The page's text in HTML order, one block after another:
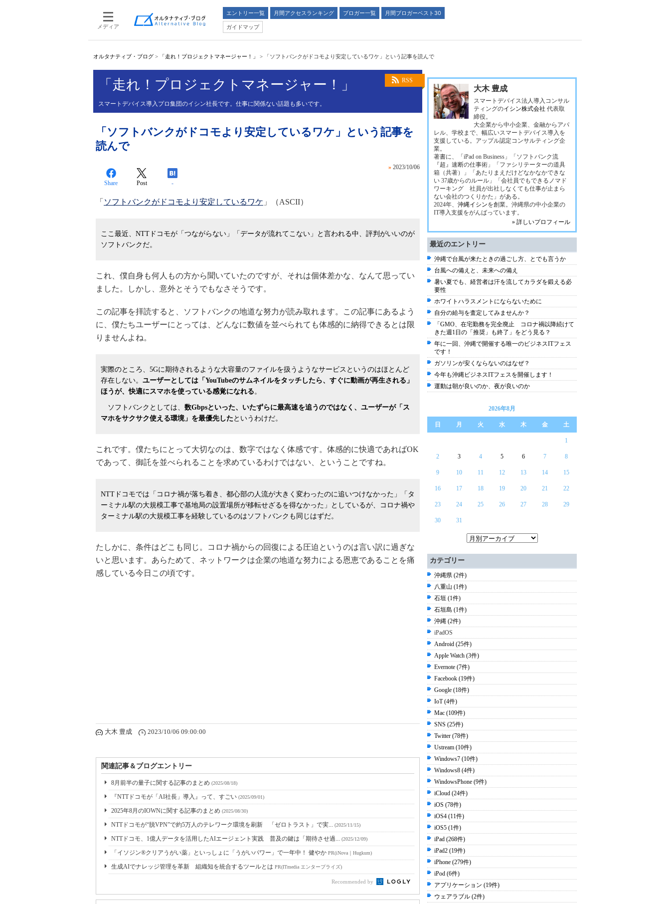
メディア
エントリー一覧 月間アクセスランキング ブロガー一覧
月間ブロガーベスト30
ガイドマップ
オルタナティブ・ブログ > 「走れ！プロジェクトマネージャー！」 > 「ソフトバンクがドコモより安定しているワケ」という記事を読んで
RSS
「走れ！プロジェクトマネージャー！」
スマートデバイス導入プロ集団のイシン社長です。仕事に関係ない話題も多いです。
「ソフトバンクがドコモより安定しているワケ」という記事を
読んで
» 2023/10/06
Share Post -
「 ソフトバンクがドコモより安定しているワケ 」（ASCII）
ここ最近、NTTドコモが「つながらない」「データが流れてこない」と言われる中、評判がいいのが
ソフトバンクだ。
これ、僕自身も何人もの方から聞いていたのですが、それは個体差かな、なんて思ってい
ました。しかし、意外とそうでもなさそうです。
この記事を拝読すると、ソフトバンクの地道な努力が読み取れます。この記事にあるよう
に、僕たちユーザーにとっては、どんなに数値を並べられても体感的に納得できるとは限
りませんよね。
実際のところ、5Gに期待されるような大容量のファイルを扱うようなサービスというのはほとんど
存在しない。 ユーザーとしては「YouTubeのサムネイルをタッチしたら、すぐに動画が再生される」
ほうが、快適にスマホを使っている感覚になれる。
ソフトバンクとしては、 数Gbpsといった、いたずらに最高速を追うのではなく、ユーザーが「ス
マホをサクサク使える環境」を最優先した というわけだ。
これです。僕たちにとって大切なのは、数字ではなく体感です。体感的に快適であればOK
であって、 御託を並べられることを求めているわけではない、ということですね。
NTTドコモでは「コロナ禍が落ち着き、都心部の人流が大きく変わったのに追いつけなかった」「タ
ーミナル駅の大規模工事で基地局の設置場所が移転せざるを得なかった」としているが、コロナ禍や
ターミナル駅の大規模工事を経験しているのはソフトバンクも同じはずだ。
たしかに、条件はどこも同じ。コロナ禍からの回復による圧迫というのは言い訳に過ぎな
いと思います。あらためて、ネットワークは企業の地道な努力による恩恵であることを痛
感している今日この頃です。
大木 豊成 2023/10/06 09:00:00
関連記事＆ブログエントリー
8月前半の量子に関する記事のまとめ (2025/08/18)
『NTTドコモが「AI社長」導入』って、すごい (2025/09/01)
2025年8月のIOWNに関する記事のまとめ (2025/08/30)
NTTドコモが“脱VPN”で約5万人のテレワーク環境を刷新 「ゼロトラスト」で実... (2025/11/15)
NTTドコモ、1億人データを活用したAIエージェント実践 普及の鍵は「期待させ過... (2025/12/09)
「イソジン®クリアうがい薬」といっしょに「うがいパワー」で一年中！ 健やか PR(iNova｜Hugkum)
生成AIでナレッジ管理を革新 組織知を統合するツールとは PR(ITmedia エンタープライズ)
Recommended by
大木 豊成
スマートデバイス法人導入コンサル
ティングのイシン株式会社 代表取
締役。
大企業から中小企業、金融からアパ
レル、学校まで、幅広いスマートデバイス導入を
支援している。アップル認定コンサルティング企
業。
著書に、「iPad on Business」「ソフトバンク流
『超』速断の仕事術」「ファシリテーターの道具
箱（共著）」「あたりまえだけどなかなかできな
い 37歳からのルール」「会社員でもできるノマド
ワーキング 社員が出社しなくても仕事が止まら
ない会社のつくりかた」がある。
2024年、 沖縄イシンを創業。沖縄県の中小企業の
IT導入支援をがんばっています。
» 詳しいプロフィール
最近のエントリー
沖縄で台風が来たときの過ごし方、とでも言うか
台風への備えと、未来への備え
暑い夏でも、経営者は汗を流してカラダを鍛える必
要性
ホワイトハラスメントにならないために
自分の給与を査定してみませんか？
「GMO、在宅勤務を完全廃止 コロナ禍以降続けて
きた週1日の「推奨」も終了」をどう見る？
年に一回、沖縄で開催する唯一のビジネスITフェス
です！
ガソリンが安くならないのはなぜ？
今年も沖縄ビジネスITフェスを開催します！
運動は朝が良いのか、夜が良いのか
2026年8月
日 月 火 水 木 金 土
1
2 3 4 5 6 7 8
9 10 11 12 13 14 15
16 17 18 19 20 21 22
23 24 25 26 27 28 29
30 31
カテゴリー
沖縄県 (2件)
八重山 (1件)
石垣 (1件)
石垣島 (1件)
沖縄 (2件)
iPadOS
Android (25件)
Apple Watch (3件)
Evernote (7件)
Facebook (19件)
Google (18件)
IoT (4件)
Mac (109件)
SNS (25件)
Twitter (78件)
Ustream (10件)
Windows7 (10件)
Windows8 (4件)
WindowsPhone (9件)
iCloud (24件)
iOS (78件)
iOS4 (11件)
iOS5 (1件)
iPad (268件)
iPad2 (19件)
iPhone (279件)
iPod (6件)
アプリケーション (19件)
ウェアラブル (2件)